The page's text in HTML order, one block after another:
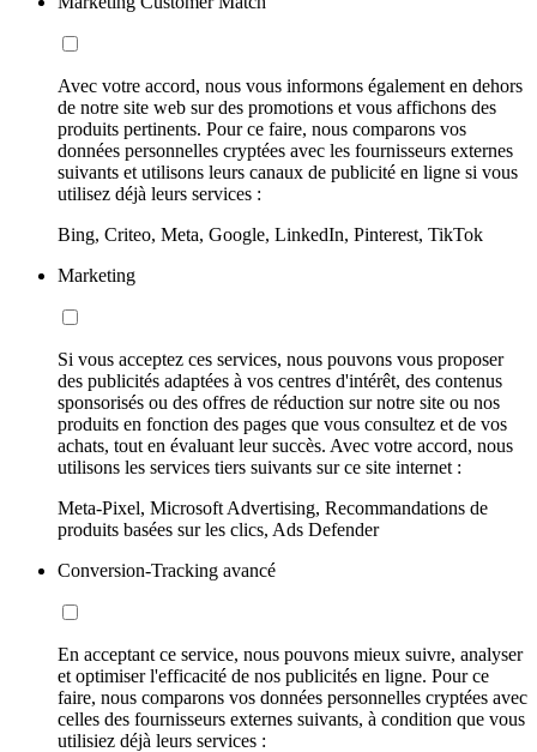
Avec votre accord, nous vous informons également en dehors
de notre site web sur des promotions et vous affichons des
produits pertinents. Pour ce faire, nous comparons vos
données personnelles cryptées avec les fournisseurs externes
suivants et utilisons leurs canaux de publicité en ligne si vous
utilisez déjà leurs services :
Bing, Criteo, Meta, Google, LinkedIn, Pinterest, TikTok
Marketing
Si vous acceptez ces services, nous pouvons vous proposer
des publicités adaptées à vos centres d'intérêt, des contenus
sponsorisés ou des offres de réduction sur notre site ou nos
produits en fonction des pages que vous consultez et de vos
achats, tout en évaluant leur succès. Avec votre accord, nous
utilisons les services tiers suivants sur ce site internet :
Meta-Pixel, Microsoft Advertising, Recommandations de
produits basées sur les clics, Ads Defender
Conversion-Tracking avancé
En acceptant ce service, nous pouvons mieux suivre, analyser
et optimiser l'efficacité de nos publicités en ligne. Pour ce
faire, nous comparons vos données personnelles cryptées avec
celles des fournisseurs externes suivants, à condition que vous
utilisiez déjà leurs services :